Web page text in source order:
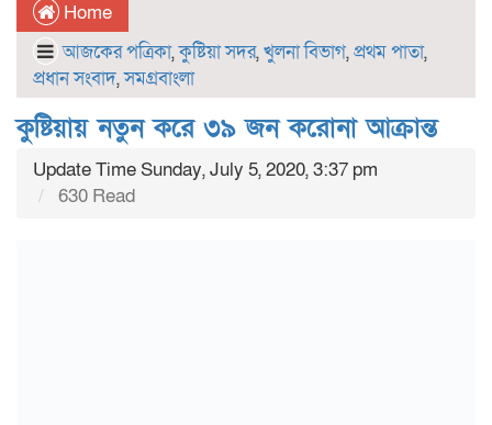
Home
আজকের পত্রিকা,কুষ্টিয়া সদর,খুলনা বিভাগ,প্রথম পাতা,
প্রধান সংবাদ,সমগ্রবাংলা
কুষ্টিয়ায় নতুন করে ৩৯ জন করোনা আক্রান্ত
Update Time Sunday, July 5, 2020, 3:37 pm
630 Read